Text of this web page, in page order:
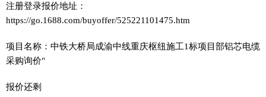
注册登录报价地址：
https://go.1688.com/buyoffer/525221101475.htm
项目名称：中铁大桥局成渝中线重庆枢纽施工1标项目部铝芯电缆
采购询价"
报价还剩